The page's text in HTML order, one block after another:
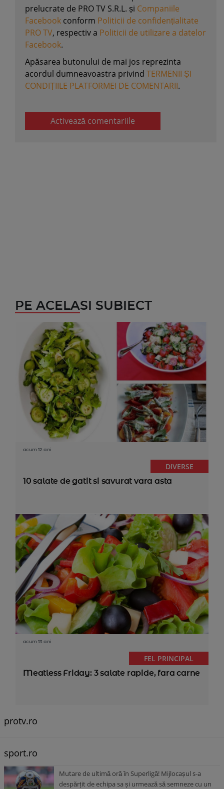
prelucrate de PRO TV S.R.L. și Companiile
Facebook conform Politicii de confidențialitate
PRO TV, respectiv a Politicii de utilizare a datelor
Facebook.
Apăsarea butonului de mai jos reprezinta
acordul dumneavoastra privind TERMENII ȘI
CONDIȚIILE PLATFORMEI DE COMENTARII.
Activează comentariile
PE ACELASI SUBIECT
acum 12 ani
DIVERSE
10 salate de gatit si savurat vara asta
acum 13 ani
FEL PRINCIPAL
Meatless Friday: 3 salate rapide, fara carne
protv.ro
sport.ro
Mutare de ultimă oră în Superligă! Mijlocașul s-a
despărțit de echipa sa și urmează să semneze cu un